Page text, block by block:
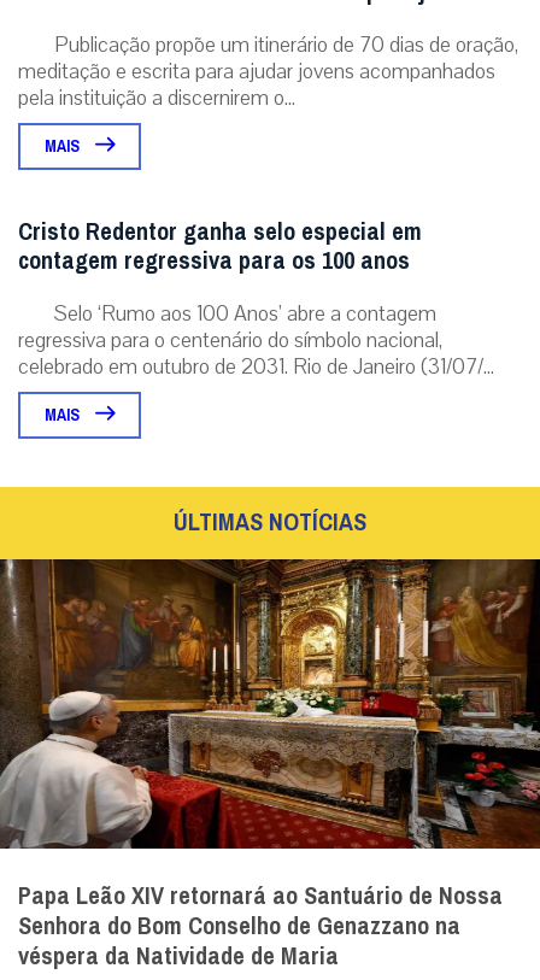
Publicação propõe um itinerário de 70 dias de oração,
meditação e escrita para ajudar jovens acompanhados
pela instituição a discernirem o...
MAIS
Cristo Redentor ganha selo especial em
contagem regressiva para os 100 anos
Selo ‘Rumo aos 100 Anos’ abre a contagem
regressiva para o centenário do símbolo nacional,
celebrado em outubro de 2031. Rio de Janeiro (31/07/...
MAIS
ÚLTIMAS NOTÍCIAS
Papa Leão XIV retornará ao Santuário de Nossa
Senhora do Bom Conselho de Genazzano na
véspera da Natividade de Maria